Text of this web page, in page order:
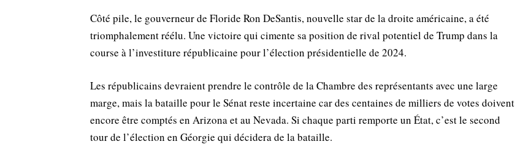
Côté pile, le gouverneur de Floride Ron DeSantis, nouvelle star de la droite américaine, a été
triomphalement réélu. Une victoire qui cimente sa position de rival potentiel de Trump dans la
course à l’investiture républicaine pour l’élection présidentielle de 2024.
Les républicains devraient prendre le contrôle de la Chambre des représentants avec une large
marge, mais la bataille pour le Sénat reste incertaine car des centaines de milliers de votes doivent
encore être comptés en Arizona et au Nevada. Si chaque parti remporte un État, c’est le second
tour de l’élection en Géorgie qui décidera de la bataille.